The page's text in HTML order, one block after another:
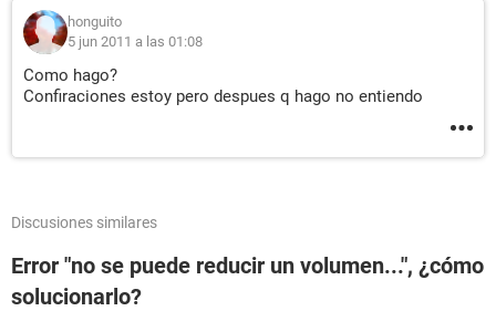
honguito
5 jun 2011 a las 01:08
Como hago?
Confiraciones estoy pero despues q hago no entiendo
Discusiones similares
Error "no se puede reducir un volumen...", ¿cómo
solucionarlo?